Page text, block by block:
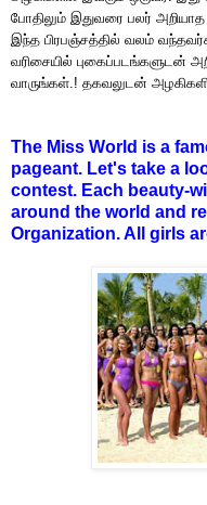
போதிலும் இதுவரை பலர்
இந்த பிரபஞ்சத்தில் வலம்
வரிசையில் புகைப்படங்களுடன்
வாருங்கள்.! தகவலுடன்
The Miss World is a
pageant. Let's take a
contest. Each beauty-
around the world and
Organization. All girls